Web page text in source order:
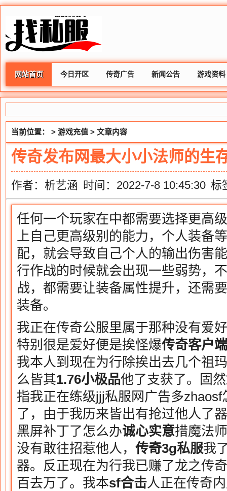
网站首页 今日开区 传奇广告 新闻公告 游戏资料
当前位置： > 游戏充值 > 文章内容
传奇发布网最大小小法师的生
作者：析艺涵 时间：2022-7-8 10:45:30 标
任何一个玩家在中都需要选择更高
上自己更高级别的能力，个人装备
配，就会导致自己个人的输出伤害
行作战的时候就会出现一些弱势，
战，都需要让装备属性提升，还需
装备。
我正在传奇公服里属于那种没有爱
特别很是爱好便是挨怪爆传奇客户
我本人到现在为行除挨出去几个祖
么皆其1.76小极品他了支获了。固然
指我正在练级jjj私服网广告多
了，由于我历来皆出有抢过他人了
黑屏补丁了怎么办诚心实意措魔法
没有敢往招惹他人， 传奇3g私服我
器。反正现在为行我已赚了龙之传
百去万了。我本sf合击人正在传奇